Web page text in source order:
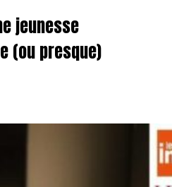
jeunesse
(ou presque)